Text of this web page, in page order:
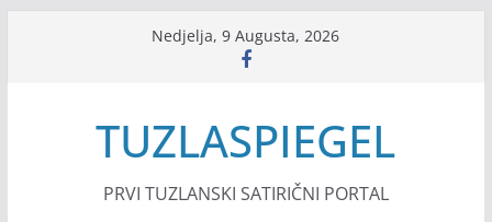
Nedjelja, 9 Augusta, 2026
TUZLASPIEGEL
PRVI TUZLANSKI SATIRIČNI PORTAL